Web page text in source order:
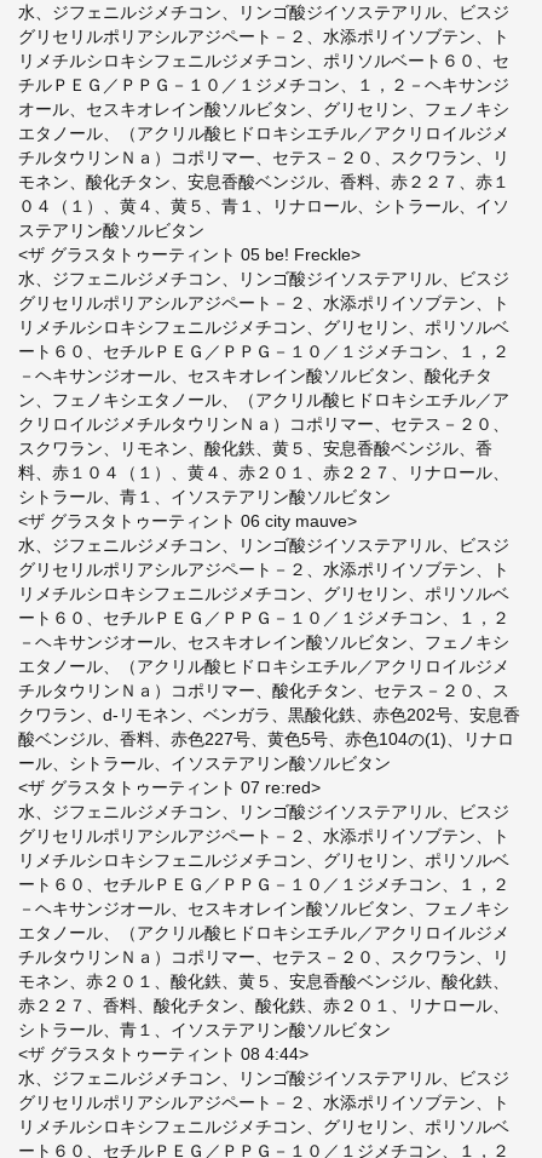
水、ジフェニルジメチコン、リンゴ酸ジイソステアリル、ビスジ
グリセリルポリアシルアジペート－２、水添ポリイソブテン、ト
リメチルシロキシフェニルジメチコン、ポリソルベート６０、セ
チルＰＥＧ／ＰＰＧ－１０／１ジメチコン、１，２－ヘキサンジ
オール、セスキオレイン酸ソルビタン、グリセリン、フェノキシ
エタノール、（アクリル酸ヒドロキシエチル／アクリロイルジメ
チルタウリンＮａ）コポリマー、セテス－２０、スクワラン、リ
モネン、酸化チタン、安息香酸ベンジル、香料、赤２２７、赤１
０４（１）、黄４、黄５、青１、リナロール、シトラール、イソ
ステアリン酸ソルビタン
<ザ グラスタトゥーティント 05 be! Freckle>
水、ジフェニルジメチコン、リンゴ酸ジイソステアリル、ビスジ
グリセリルポリアシルアジペート－２、水添ポリイソブテン、ト
リメチルシロキシフェニルジメチコン、グリセリン、ポリソルベ
ート６０、セチルＰＥＧ／ＰＰＧ－１０／１ジメチコン、１，２
－ヘキサンジオール、セスキオレイン酸ソルビタン、酸化チタ
ン、フェノキシエタノール、（アクリル酸ヒドロキシエチル／ア
クリロイルジメチルタウリンＮａ）コポリマー、セテス－２０、
スクワラン、リモネン、酸化鉄、黄５、安息香酸ベンジル、香
料、赤１０４（１）、黄４、赤２０１、赤２２７、リナロール、
シトラール、青１、イソステアリン酸ソルビタン
<ザ グラスタトゥーティント 06 city mauve>
水、ジフェニルジメチコン、リンゴ酸ジイソステアリル、ビスジ
グリセリルポリアシルアジペート－２、水添ポリイソブテン、ト
リメチルシロキシフェニルジメチコン、グリセリン、ポリソルベ
ート６０、セチルＰＥＧ／ＰＰＧ－１０／１ジメチコン、１，２
－ヘキサンジオール、セスキオレイン酸ソルビタン、フェノキシ
エタノール、（アクリル酸ヒドロキシエチル／アクリロイルジメ
チルタウリンＮａ）コポリマー、酸化チタン、セテス－２０、ス
クワラン、d-リモネン、ベンガラ、黒酸化鉄、赤色202号、安息香
酸ベンジル、香料、赤色227号、黄色5号、赤色104の(1)、リナロ
ール、シトラール、イソステアリン酸ソルビタン
<ザ グラスタトゥーティント 07 re:red>
水、ジフェニルジメチコン、リンゴ酸ジイソステアリル、ビスジ
グリセリルポリアシルアジペート－２、水添ポリイソブテン、ト
リメチルシロキシフェニルジメチコン、グリセリン、ポリソルベ
ート６０、セチルＰＥＧ／ＰＰＧ－１０／１ジメチコン、１，２
－ヘキサンジオール、セスキオレイン酸ソルビタン、フェノキシ
エタノール、（アクリル酸ヒドロキシエチル／アクリロイルジメ
チルタウリンＮａ）コポリマー、セテス－２０、スクワラン、リ
モネン、赤２０１、酸化鉄、黄５、安息香酸ベンジル、酸化鉄、
赤２２７、香料、酸化チタン、酸化鉄、赤２０１、リナロール、
シトラール、青１、イソステアリン酸ソルビタン
<ザ グラスタトゥーティント 08 4:44>
水、ジフェニルジメチコン、リンゴ酸ジイソステアリル、ビスジ
グリセリルポリアシルアジペート－２、水添ポリイソブテン、ト
リメチルシロキシフェニルジメチコン、グリセリン、ポリソルベ
ート６０、セチルＰＥＧ／ＰＰＧ－１０／１ジメチコン、１，２